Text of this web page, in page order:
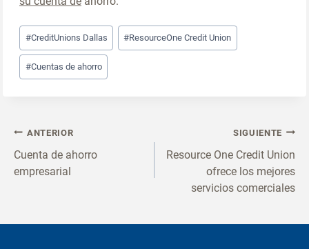
Post
Tags:
#CreditUnions Dallas #ResourceOne Credit Union
#Cuentas deahorro
Navegación
posterior
ANTERIOR
Cuenta de ahorro
empresarial
SIGUIENTE
Resource One Credit Union
ofrece los mejores
servicios comerciales